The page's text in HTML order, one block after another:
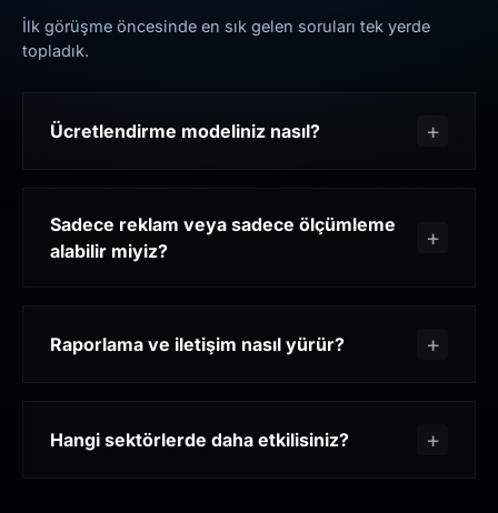
İlk görüşme öncesinde en sık gelen soruları tek yerde
topladık.
Ücretlendirme modeliniz nasıl?
Sadece reklam veya sadece ölçümleme
alabilir miyiz?
Raporlama ve iletişim nasıl yürür?
Hangi sektörlerde daha etkilisiniz?